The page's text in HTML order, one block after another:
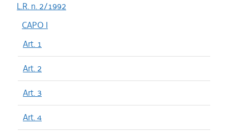
L.R. n. 2/1992
CAPO I
Art. 1
Art. 2
Art. 3
Art. 4